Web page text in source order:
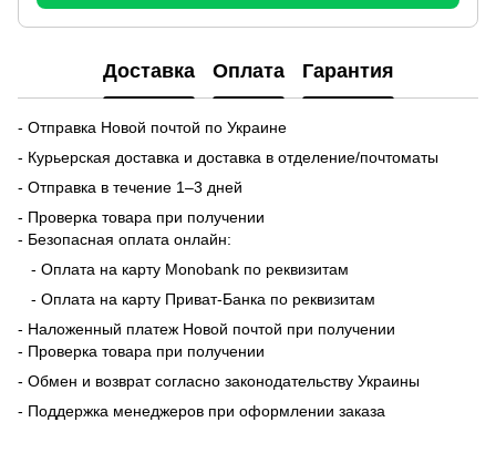
Доставка Оплата Гарантия
- Отправка Новой почтой по Украине
- Курьерская доставка и доставка в отделение/почтоматы
- Отправка в течение 1–3 дней
- Проверка товара при получении
- Безопасная оплата онлайн:
- Оплата на карту Monobank по реквизитам
- Оплата на карту Приват-Банка по реквизитам
- Наложенный платеж Новой почтой при получении
- Проверка товара при получении
- Обмен и возврат согласно законодательству Украины
- Поддержка менеджеров при оформлении заказа